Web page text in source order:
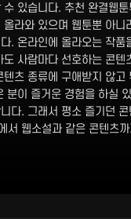
수 있습니다. 추천 완결웹
올라와 있으며 웹툰뿐 아니
. 온라인에 올라오는 작품
도 사람마다 선호하는 콘텐
텐츠 종류에 구애받지 않고
분이 즐거운 경험을 하실
다. 그래서 평소 즐기던
서 웹소설과 같은 콘텐츠